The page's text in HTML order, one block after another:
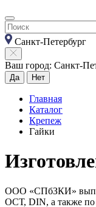
Санкт-Петербург
Ваш город: Санкт-
Да Нет
Главная
Каталог
Крепеж
Гайки
ООО «СПбЗКИ»
ОСТ, DIN, а также по